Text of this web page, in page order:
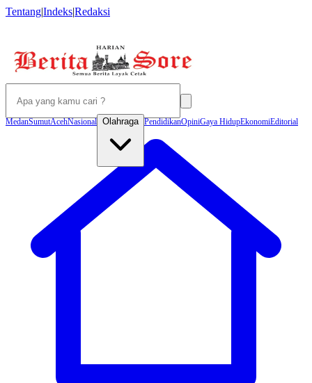
Tentang|Indeks|Redaksi
MedanSumutAcehNasional Olahraga PendidikanOpiniGaya HidupEkonomiEditorial